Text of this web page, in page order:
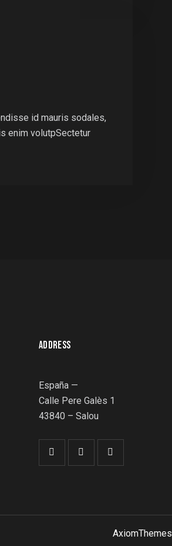
id mauris sodales,
enim volutpSectetur
ADDRESS
España —
Calle Pere Galès 1
43840 – Salou
AxiomThemes